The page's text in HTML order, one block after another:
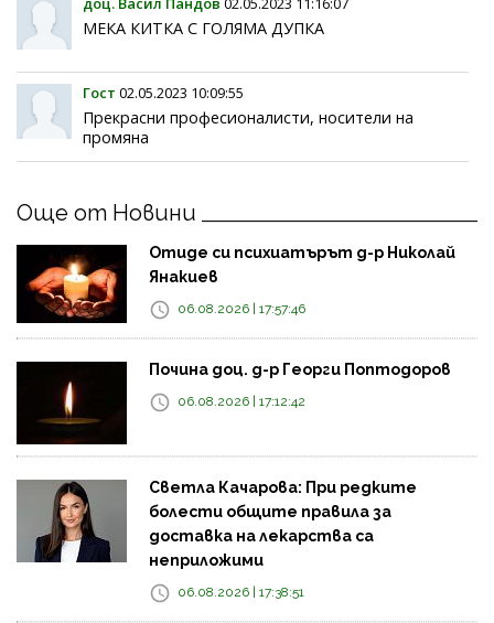
МЕКА КИТКА С ГОЛЯМА ДУПКА
Гост 02.05.2023 10:09:55
Прекрасни професионалисти, носители на
промяна
Още от Новини
Отиде си психиатърът д-р Николай
Янакиев
06.08.2026 | 17:57:46
Почина доц. д-р Георги Поптодоров
06.08.2026 | 17:12:42
Светла Качарова: При редките
болести общите правила за
доставка на лекарства са
неприложими
06.08.2026 | 17:38:51